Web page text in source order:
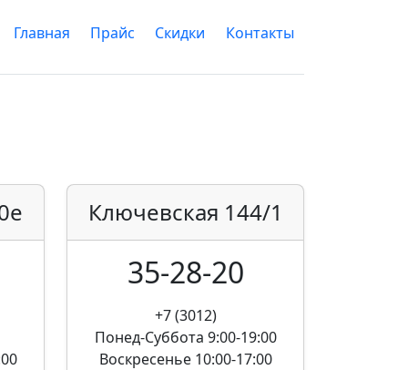
Главная Прайс Скидки Контакты
Ключевская 144/1
35-28-20
+7 (3012)
Понед-Суббота 9:00-19:00
Воскресенье 10:00-17:00